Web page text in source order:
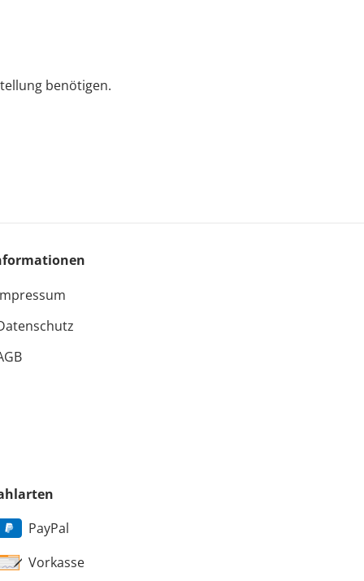
benötigen.
PayPal
Vorkasse